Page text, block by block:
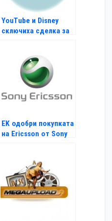
YouTube и Disney
сключиха сделка за
EK одобри покупката
на Ericsson от Sony